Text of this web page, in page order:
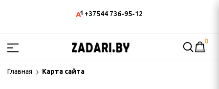
+37544 736-95-12
0
Главная Карта сайта